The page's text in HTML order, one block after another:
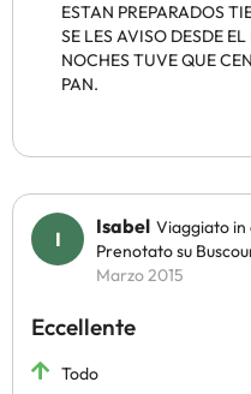
ESTAN PREPARADOS
SE LES AVISO DESDE
NOCHES TUVE QUE
PAN.
Isabel Viaggiato in
Prenotato su
Marzo 2015
Eccellente
Todo